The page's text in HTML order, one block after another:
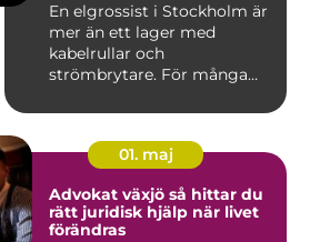
En elgrossist i Stockholm är
mer än ett lager med
kabelrullar och
strömbrytare. För många
01. maj
Advokat växjö så hittar du
rätt juridisk hjälp när livet
förändras